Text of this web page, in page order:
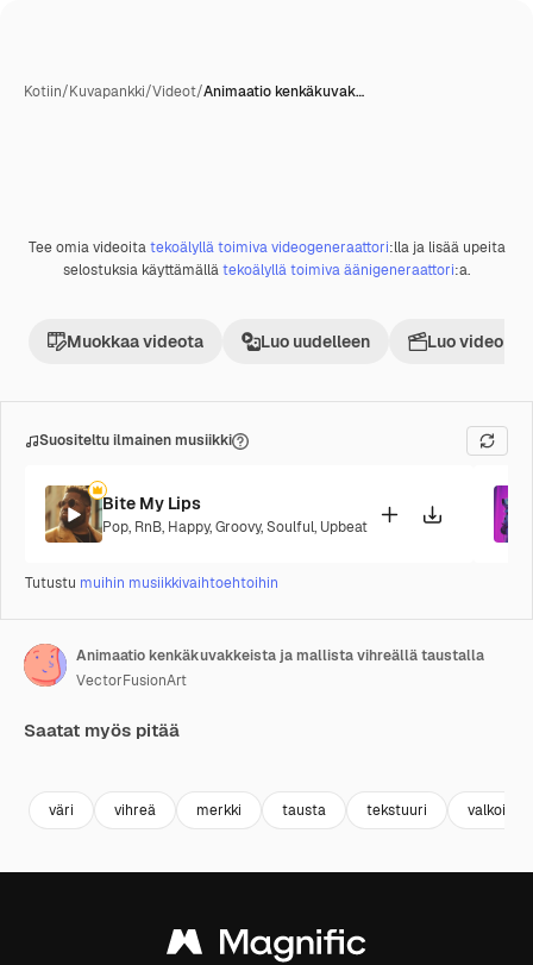
Kotiin/Kuvapankki/Videot/Animaatio kenkäkuvak…
PremiumTekoälyn luoma
Tee omia videoitatekoälyllä toimiva videogeneraattori:lla ja lisää upeita
selostuksia käyttämällätekoälyllä toimiva äänigeneraattori:a.
Muokkaa videota Luo uudelleen Luo
Suositeltu ilmainen musiikki
Bite My Lips
Pop, RnB, Happy,Groovy,Soulful, Upbeat
Tutustu muihin musiikkivaihtoehtoihin
Animaatio kenkäkuvakkeista ja mallista vihreällä taustalla
VectorFusionArt
Saatat myös pitää
väri vihreä merkki tausta tekstuuri valkoinen